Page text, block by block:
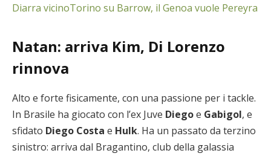
Diarra vicinoTorino su Barrow, il Genoa vuole Pereyra
Natan: arriva Kim, Di Lorenzo
rinnova
Alto e forte fisicamente, con una passione per i tackle.
In Brasile ha giocato con l’ex Juve Diegoe Gabigol, e
sfidato Diego Costa e Hulk. Ha un passato da terzino
sinistro: arriva dal Bragantino, club della galassia